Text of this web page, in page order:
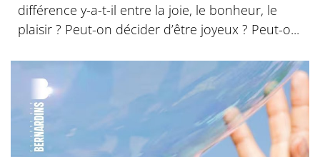
différence y-a-t-il entre la joie, le bonheur, le
plaisir ? Peut-on décider d’être joyeux ? Peut-o...